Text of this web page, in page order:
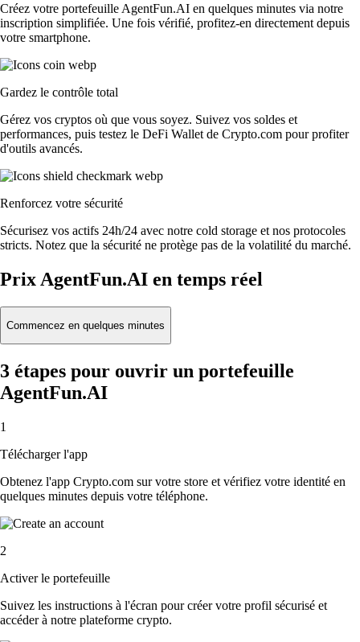
Créez votre portefeuille AgentFun.AI en quelques minutes via notre
inscription simplifiée. Une fois vérifié, profitez-en directement depuis
votre smartphone.
Gardez le contrôle total
Gérez vos cryptos où que vous soyez. Suivez vos soldes et
performances, puis testez le DeFi Wallet de Crypto.com pour profiter
d'outils avancés.
Renforcez votre sécurité
Sécurisez vos actifs 24h/24 avec notre cold storage et nos protocoles
stricts. Notez que la sécurité ne protège pas de la volatilité du marché.
Prix AgentFun.AI en temps réel
Commencez en quelques minutes
3 étapes pour ouvrir un portefeuille
AgentFun.AI
1
Télécharger l'app
Obtenez l'app Crypto.com sur votre store et vérifiez votre identité en
quelques minutes depuis votre téléphone.
2
Activer le portefeuille
Suivez les instructions à l'écran pour créer votre profil sécurisé et
accéder à notre plateforme crypto.